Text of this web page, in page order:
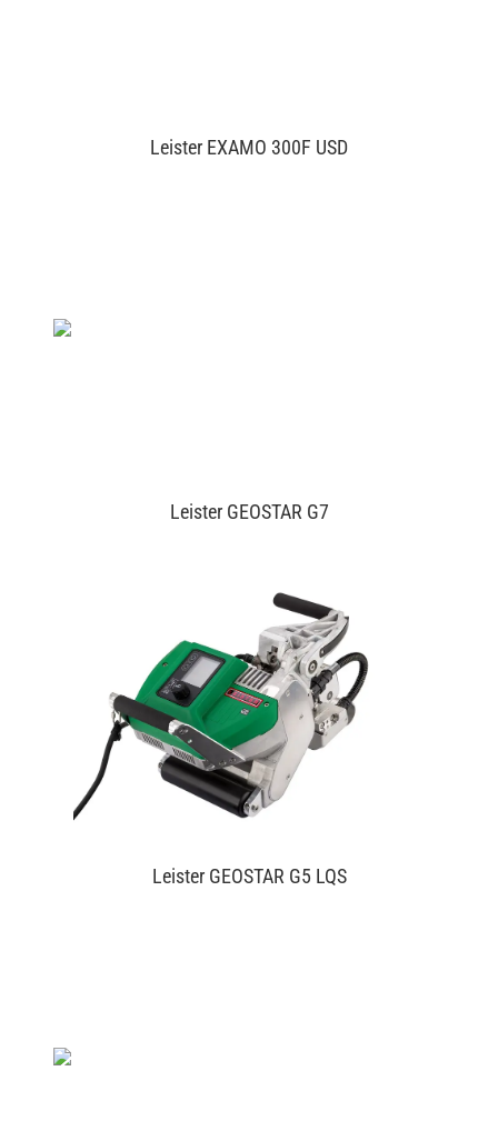
Leister EXAMO 300F USD
Leister GEOSTAR G7
Leister GEOSTAR G5 LQS